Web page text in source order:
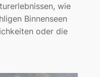
wie
Binnenseen
oder die